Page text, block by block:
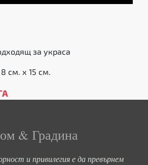
за украса
см. х 15 см.
& Градина
и привилегия е да превърнем